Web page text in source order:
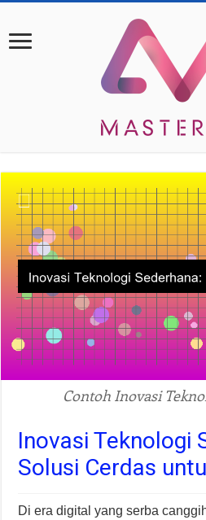
Contoh Inovasi
Inovasi Teknologi
Solusi Cerdas
Di era digital yang serba